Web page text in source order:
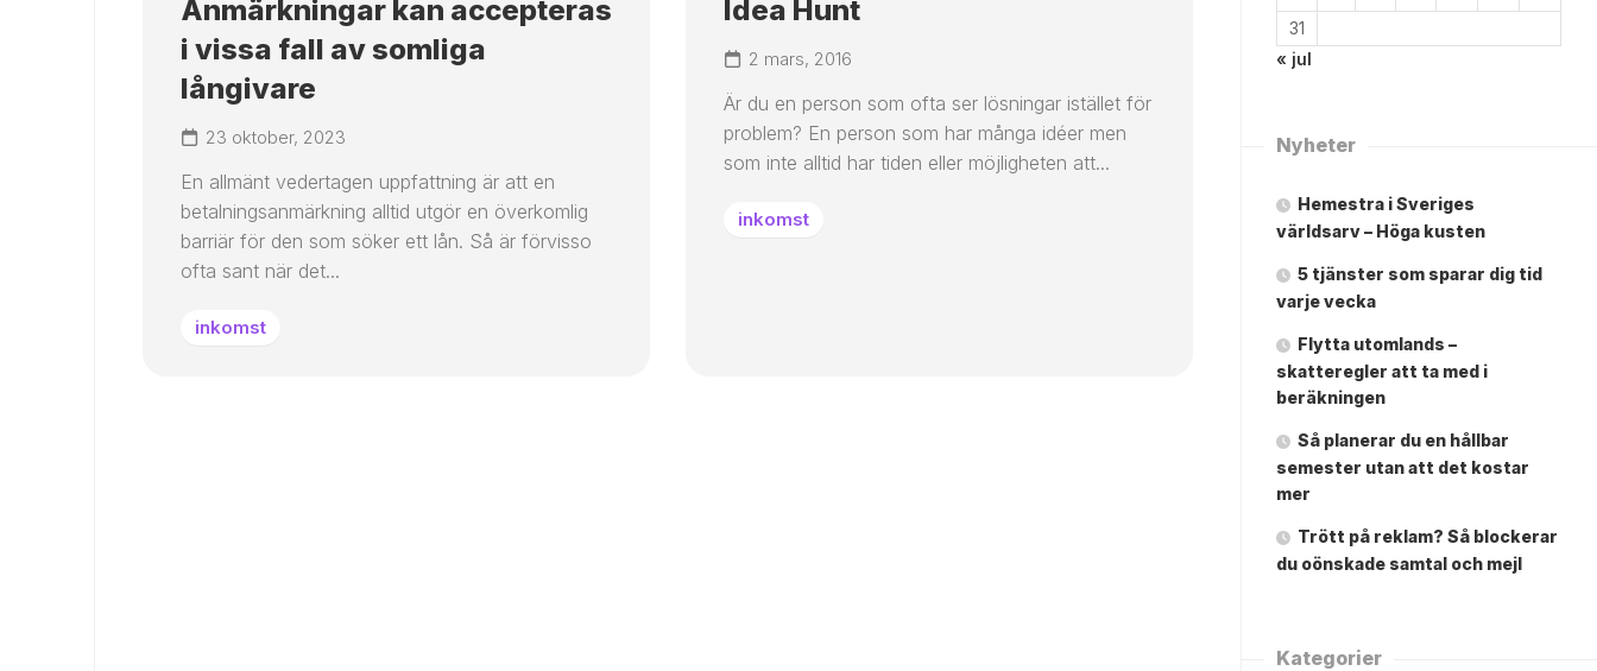
Anmärkningar kan accepteras
i vissa fall av somliga
långivare
23 oktober, 2023
En allmänt vedertagen uppfattning är att en
betalningsanmärkning alltid utgör en överkomlig
barriär för den som söker ett lån. Så är förvisso
ofta sant när det...
inkomst
Idea Hunt
2 mars, 2016
Är du en person som ofta ser lösningar istället för
problem? En person som har många idéer men
som inte alltid har tiden eller möjligheten att...
inkomst
31
« jul
Nyheter
Hemestra i Sveriges
världsarv – Höga kusten
5 tjänster som sparar dig tid
varje vecka
Flytta utomlands –
skatteregler att ta med i
beräkningen
Så planerar du en hållbar
semester utan att det kostar
mer
Trött på reklam? Så blockerar
du oönskade samtal och mejl
Kategorier